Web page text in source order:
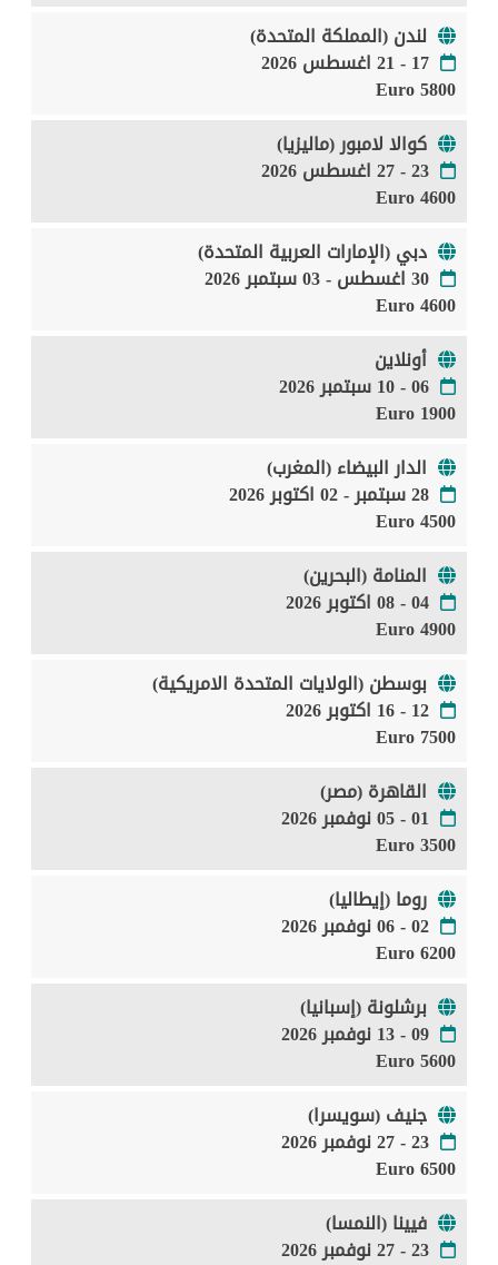
لندن (المملكة المتحدة)
17 - 21 اغسطس 2026
5800 Euro
كوالا لامبور (ماليزيا)
23 - 27 اغسطس 2026
4600 Euro
دبي (الإمارات العربية المتحدة)
30 اغسطس - 03 سبتمبر 2026
4600 Euro
أونلاين
06 - 10 سبتمبر 2026
1900 Euro
الدار البيضاء (المغرب)
28 سبتمبر - 02 اكتوبر 2026
4500 Euro
المنامة (البحرين)
04 - 08 اكتوبر 2026
4900 Euro
بوسطن (الولايات المتحدة الامريكية)
12 - 16 اكتوبر 2026
7500 Euro
القاهرة (مصر)
01 - 05 نوفمبر 2026
3500 Euro
روما (إيطاليا)
02 - 06 نوفمبر 2026
6200 Euro
برشلونة (إسبانيا)
09 - 13 نوفمبر 2026
5600 Euro
جنيف (سويسرا)
23 - 27 نوفمبر 2026
6500 Euro
فيينا (النمسا)
23 - 27 نوفمبر 2026